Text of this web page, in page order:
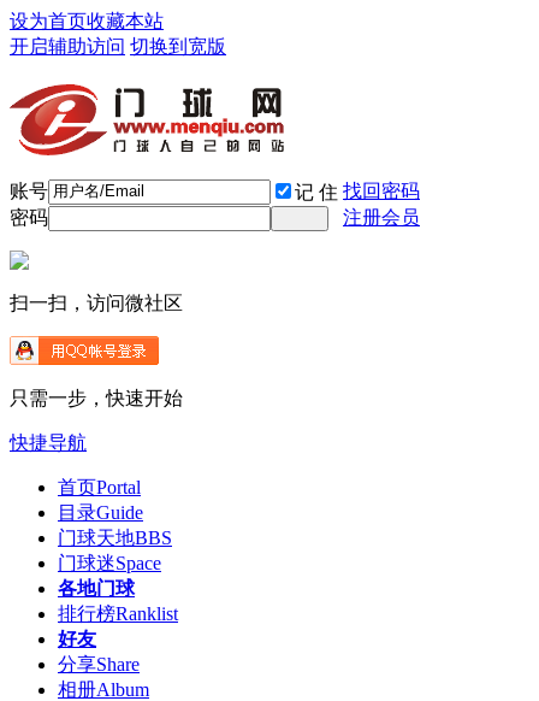
设为首页收藏本站
开启辅助访问 切换到宽版
账号 记 住 找回密码
密码
注册会员
扫一扫，访问微社区
只需一步，快速开始
快捷导航
首页Portal
目录Guide
门球天地BBS
门球迷Space
各地门球
排行榜Ranklist
好友
分享Share
相册Album